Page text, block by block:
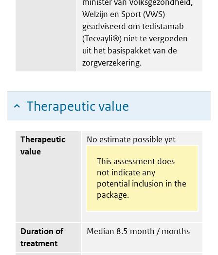
Welzijn en Sport (VWS)
geadviseerd om teclistamab
(Tecvayli®) niet te vergoeden
uit het basispakket van de
zorgverzekering.
Therapeutic value
Therapeutic
value
No estimate possible yet
This assessment does
not indicate any
potential inclusion in the
package.
Duration of
treatment
Median 8.5 month / months